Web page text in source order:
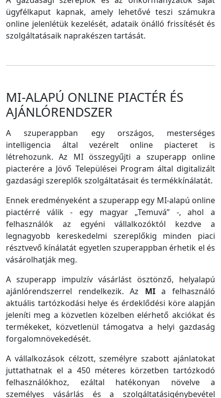
ügyfélkaput kapnak, amely lehetővé teszi számukra
online jelenlétük kezelését, adataik önálló frissítését és
szolgáltatásaik naprakészen tartását.
MI-ALAPÚ ONLINE PIACTÉR ÉS
AJÁNLÓRENDSZER
A szuperappban egy országos, mesterséges
intelligencia által vezérelt online piacteret is
létrehozunk. Az MI összegyűjti a szuperapp online
piacterére a Jövő Települései Program által digitalizált
gazdasági szereplők szolgáltatásait és termékkínálatát.
Ennek eredményeként a szuperapp egy MI-alapú online
piactérré válik - egy magyar „Temuvá” -, ahol a
felhasználók az egyéni vállalkozóktól kezdve a
legnagyobb kereskedelmi szereplőkig minden piaci
résztvevő kínálatát egyetlen szuperappban érhetik el és
vásárolhatják meg.
A szuperapp impulzív vásárlást ösztönző, helyalapú
ajánlórendszerrel rendelkezik. Az MIa felhasználó
aktuális tartózkodási helye és érdeklődési köre alapján
jeleníti meg a közvetlen közelben elérhető akciókat és
termékeket, közvetlenül támogatva a helyi gazdaság
forgalomnövekedését.
A vállalkozások célzott, személyre szabott ajánlatokat
juttathatnak el a 450 méteres körzetben tartózkodó
felhasználókhoz, ezáltal hatékonyan növelve a
személyes vásárlás és a szolgáltatásigénybevétel